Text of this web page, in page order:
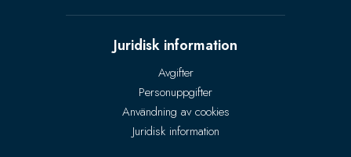
Juridisk information
Avgifter
Personuppgifter
Användning av cookies
Juridisk information